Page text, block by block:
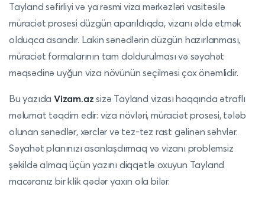
Tayland səfirliyi və ya rəsmi viza mərkəzləri vasitəsilə
müraciət prosesi düzgün aparıldıqda, vizanı əldə etmək
olduqca asandır. Lakin sənədlərin düzgün hazırlanması,
müraciət formalarının tam doldurulması və səyahət
məqsədinə uyğun viza növünün seçilməsi çox önəmlidir.
Bu yazıda Vizam.az sizə Tayland vizası haqqında ətraflı
məlumat təqdim edir: viza növləri, müraciət prosesi, tələb
olunan sənədlər, xərclər və tez-tez rast gəlinən səhvlər.
Səyahət planınızı asanlaşdırmaq və vizanı problemsiz
şəkildə almaq üçün yazını diqqətlə oxuyun Tayland
macəranız bir klik qədər yaxın ola bilər.